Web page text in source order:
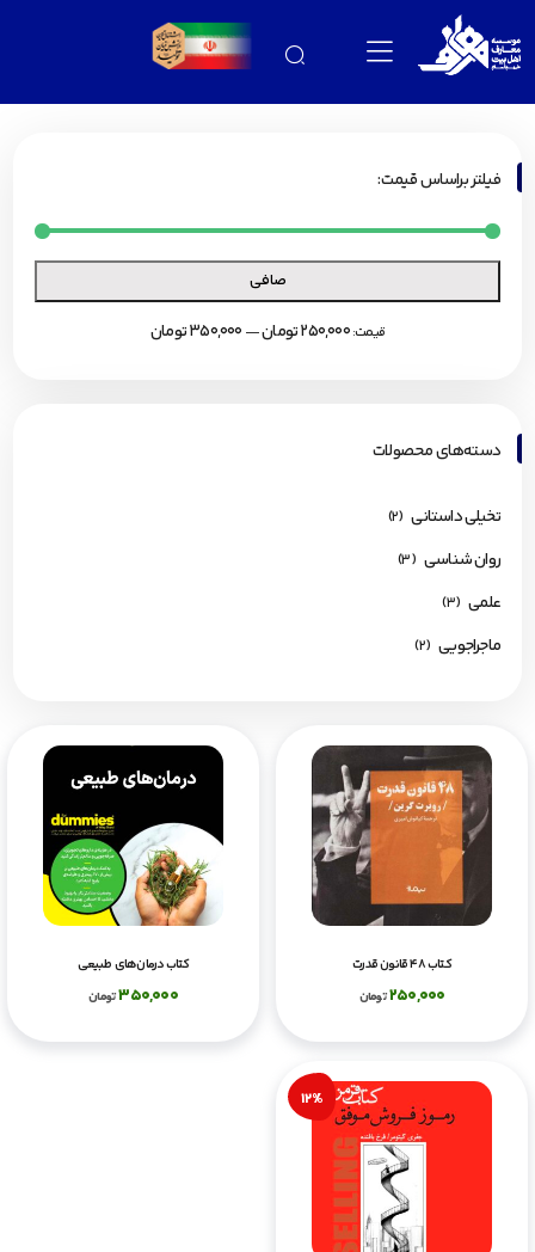
فیلتر براساس قیمت:
صافی
قيمت:250,000 تومان — 350,000 تومان
دسته‌های محصولات
تخیلی داستانی (2)
روان شناسی (3)
علمی (3)
ماجراجویی (2)
کتاب 48 قانون قدرت
250,000تومان
کتاب درمان‌های طبیعی
350,000 تومان
12%